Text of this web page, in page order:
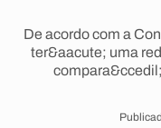
De acordo com a
ter&aacute; uma